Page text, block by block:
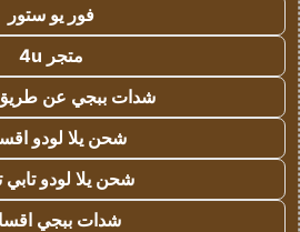
فور يو ستور
متجر 4u
شدات ببجي عن طريق
شحن يلا لودو
شحن يلا لودو تابي
شدات ببجي